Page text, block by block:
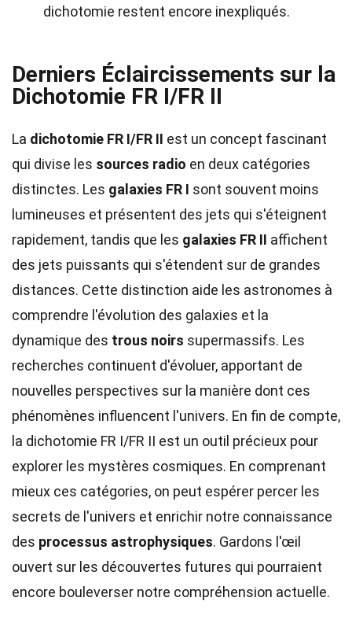
dichotomie restent encore inexpliqués.
Derniers Éclaircissements sur la
Dichotomie FR I/FR II
La dichotomie FR I/FR II est un concept fascinant
qui divise les sources radio en deux catégories
distinctes. Les galaxies FR I sont souvent moins
lumineuses et présentent des jets qui s'éteignent
rapidement, tandis que les galaxies FR II affichent
des jets puissants qui s'étendent sur de grandes
distances. Cette distinction aide les astronomes à
comprendre l'évolution des galaxies et la
dynamique des trous noirs supermassifs. Les
recherches continuent d'évoluer, apportant de
nouvelles perspectives sur la manière dont ces
phénomènes influencent l'univers. En fin de compte,
la dichotomie FR I/FR II est un outil précieux pour
explorer les mystères cosmiques. En comprenant
mieux ces catégories, on peut espérer percer les
secrets de l'univers et enrichir notre connaissance
des processus astrophysiques. Gardons l'œil
ouvert sur les découvertes futures qui pourraient
encore bouleverser notre compréhension actuelle.